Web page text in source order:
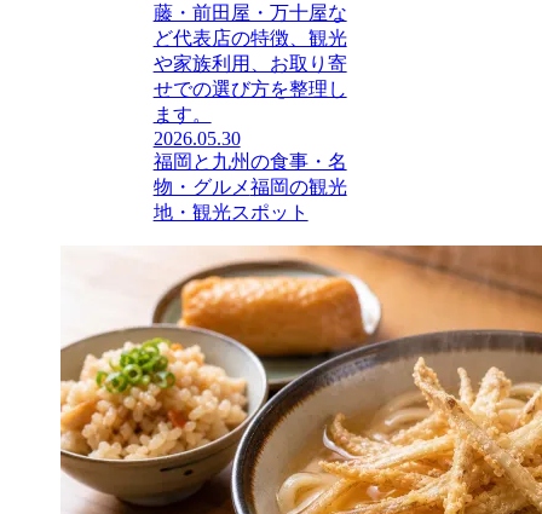
藤・前田屋・万十屋な
ど代表店の特徴、観光
や家族利用、お取り寄
せでの選び方を整理し
ます。
2026.05.30
福岡と九州の食事・名
物・グルメ福岡の観光
地・観光スポット